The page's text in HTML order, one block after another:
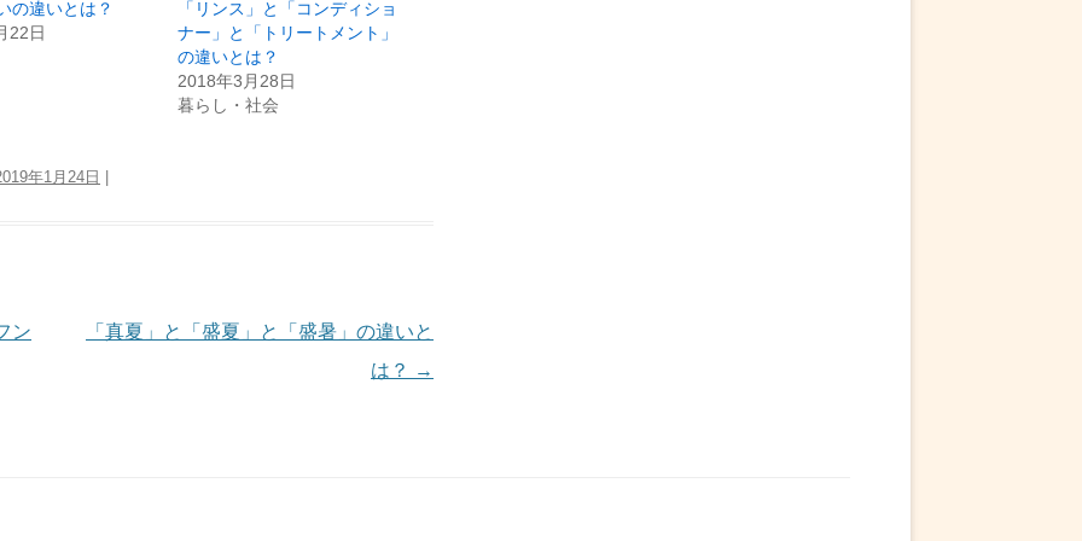
の違いとは？
22日
「リンス」と「コンディショ
ナー」と「トリートメント」
の違いとは？
2018年3月28日
暮らし・社会
年1月24日
ン
「真夏」と「盛夏」と「盛暑」の違いと
は？
→